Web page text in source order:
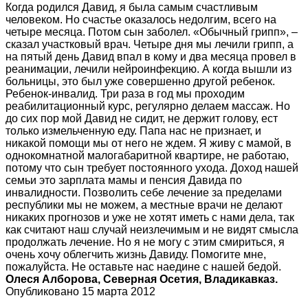
Когда родился Давид, я была самым счастливым
человеком. Но счастье оказалось недолгим, всего на
четыре месяца. Потом сын заболел. «Обычный грипп», –
сказал участковый врач. Четыре дня мы лечили грипп, а
на пятый день Давид впал в кому и два месяца провел в
реанимации, лечили нейроинфекцию. А когда вышли из
больницы, это был уже совершенно другой ребенок.
Ребенок-инвалид. Три раза в год мы проходим
реабилитационный курс, регулярно делаем массаж. Но
до сих пор мой Давид не сидит, не держит голову, ест
только измельченную еду. Папа нас не признает, и
никакой помощи мы от него не ждем. Я живу с мамой, в
однокомнатной малогабаритной квартире, не работаю,
потому что сын требует постоянного ухода. Доход нашей
семьи это зарплата мамы и пенсия Давида по
инвалидности. Позволить себе лечение за пределами
республики мы не можем, а местные врачи не делают
никаких прогнозов и уже не хотят иметь с нами дела, так
как считают наш случай неизлечимым и не видят смысла
продолжать лечение. Но я не могу с этим смириться, я
очень хочу облегчить жизнь Давиду. Помогите мне,
пожалуйста. Не оставьте нас наедине с нашей бедой.
Олеся Алборова, Северная Осетия, Владикавказ.
Опубликовано 15 марта 2012